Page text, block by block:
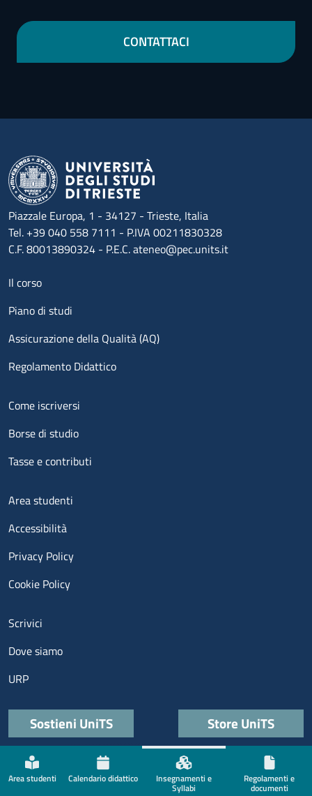
CONTATTACI
Area studenti Calendario didattico Insegnamenti e
Syllabi
Regolamenti e
documenti
Piazzale Europa, 1 - 34127 - Trieste, Italia
Tel. +39 040 558 7111 - P.IVA 00211830328
C.F. 80013890324 - P.E.C. ateneo@pec.units.it
Menu footer 1
Il corso
Piano di studi
Assicurazione della Qualità (AQ)
Regolamento Didattico
Menu footer 2
Come iscriversi
Borse di studio
Tasse e contributi
Menu footer 3
Area studenti
Accessibilità
Privacy Policy
Cookie Policy
Menu contatti
Scrivici
Dove siamo
URP
Quick links
Sostieni UniTS Store UniTS
Menù social